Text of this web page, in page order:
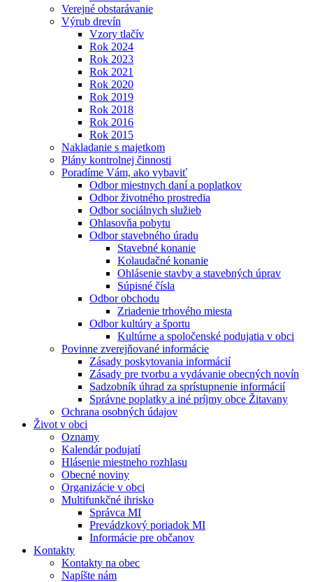
Verejné obstarávanie
Výrub drevín
Vzory tlačív
Rok 2024
Rok 2023
Rok 2021
Rok 2020
Rok 2019
Rok 2018
Rok 2016
Rok 2015
Nakladanie s majetkom
Plány kontrolnej činnosti
Poradíme Vám, ako vybaviť
Odbor miestnych daní a poplatkov
Odbor životného prostredia
Odbor sociálnych služieb
Ohlasovňa pobytu
Odbor stavebného úradu
Stavebné konanie
Kolaudačné konanie
Ohlásenie stavby a stavebných úprav
Súpisné čísla
Odbor obchodu
Zriadenie trhového miesta
Odbor kultúry a športu
Kultúrne a spoločenské podujatia v obci
Povinne zverejňované informácie
Zásady poskytovania informácií
Zásady pre tvorbu a vydávanie obecných novín
Sadzobník úhrad za sprístupnenie informácií
Správne poplatky a iné príjmy obce Žitavany
Ochrana osobných údajov
Život v obci
Oznamy
Kalendár podujatí
Hlásenie miestneho rozhlasu
Obecné noviny
Organizácie v obci
Multifunkčné ihrisko
Správca MI
Prevádzkový poriadok MI
Informácie pre občanov
Kontakty
Kontakty na obec
Napíšte nám